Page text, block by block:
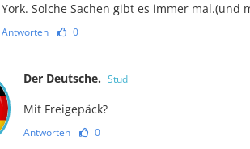
York. Solche Sachen gibt es immer mal.(und
Antworten 0
Der Deutsche. Studi
Mit Freigepäck?
Antworten 0